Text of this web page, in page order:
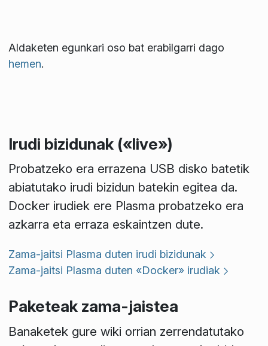
Aldaketen egunkari oso bat erabilgarri dago
hemen.
Irudi bizidunak («live»)
Probatzeko era errazena USB disko batetik
abiatutako irudi bizidun batekin egitea da.
Docker irudiek ere Plasma probatzeko era
azkarra eta erraza eskaintzen dute.
Zama-jaitsi Plasma duten irudi bizidunak
Zama-jaitsi Plasma duten «Docker» irudiak
Paketeak zama-jaistea
Banaketek gure wiki orrian zerrendatutako